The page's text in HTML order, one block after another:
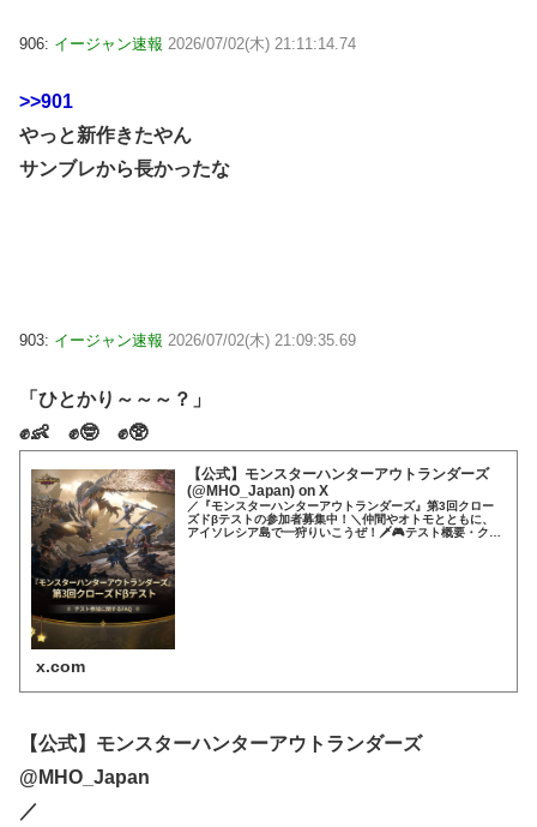
906: イージャン速報 2026/07/02(木) 21:11:14.74
>>901
やっと新作きたやん
サンブレから長かったな
903: イージャン速報 2026/07/02(木) 21:09:35.69
「ひとかり～～～？」
✊👶 ✊🤓 ✊🥸
【公式】モンスターハンターアウトランダーズ
(@MHO_Japan) on X
／『モンスターハンターアウトランダーズ』第3回クロー
ズドβテストの参加者募集中！＼仲間やオトモとともに、
アイソレシア島で一狩りいこうぜ！🗡️🎮テスト概要・クロ
x.com
【公式】モンスターハンターアウトランダーズ
@MHO_Japan
／